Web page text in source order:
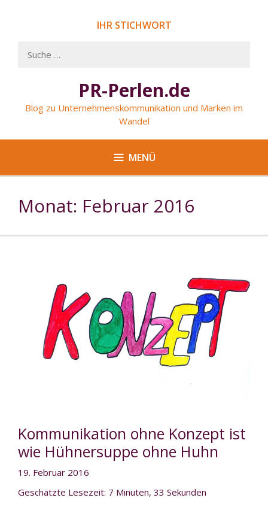
IHR STICHWORT
nach:
PR-Perlen.de
Blog zu Unternehmenskommunikation und Marken im
Wandel
MENÜ
Monat: Februar 2016
Kommunikation ohne Konzept ist
wie Hühnersuppe ohne Huhn
19. Februar 2016
Geschätzte Lesezeit: 7 Minuten, 33 Sekunden